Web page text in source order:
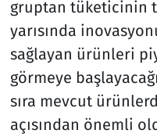
gruptan tüketicinin
yarısında
sağlayan ürünleri
görmeye
sıra mevcut
açısından önemli